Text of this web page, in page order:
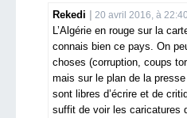
Rekedi 20 avril 2016, à 22:40
L’Algérie en rouge sur la
connais bien ce pays. On
choses (corruption, coups
mais sur le plan de la
sont libres d’écrire et de
suffit de voir les caricatures